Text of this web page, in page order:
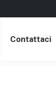
Contattaci